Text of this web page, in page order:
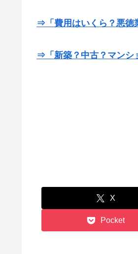
⇒「費用はいくら？悪徳
⇒「新築？中古？マンシ
X
Pocket